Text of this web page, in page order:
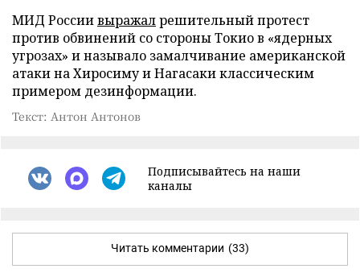
МИД Россиивыражалрешительный протест
против обвинений со стороны Токио в «ядерных
угрозах» и называло замалчивание американской
атаки на Хиросиму и Нагасаки классическим
примером дезинформации.
Текст: Антон Антонов
Подписывайтесь на наши
каналы
Читать комментарии (33)